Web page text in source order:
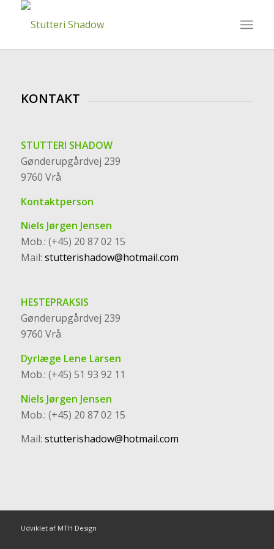
KONTAKT
STUTTERI SHADOW
Gønderupgårdvej 239
9760 Vrå
Kontaktperson
Niels Jørgen Jensen
Mob.: (+45) 20 87 02 15
Mail: stutterishadow@hotmail.com
HESTEPRAKSIS
Gønderupgårdvej 239
9760 Vrå
Dyrlæge Lene Larsen
Mob.: (+45) 51 93 92 11
Niels Jørgen Jensen
Mob.: (+45) 20 87 02 15
Mail: stutterishadow@hotmail.com
Udviklet af MTH Design